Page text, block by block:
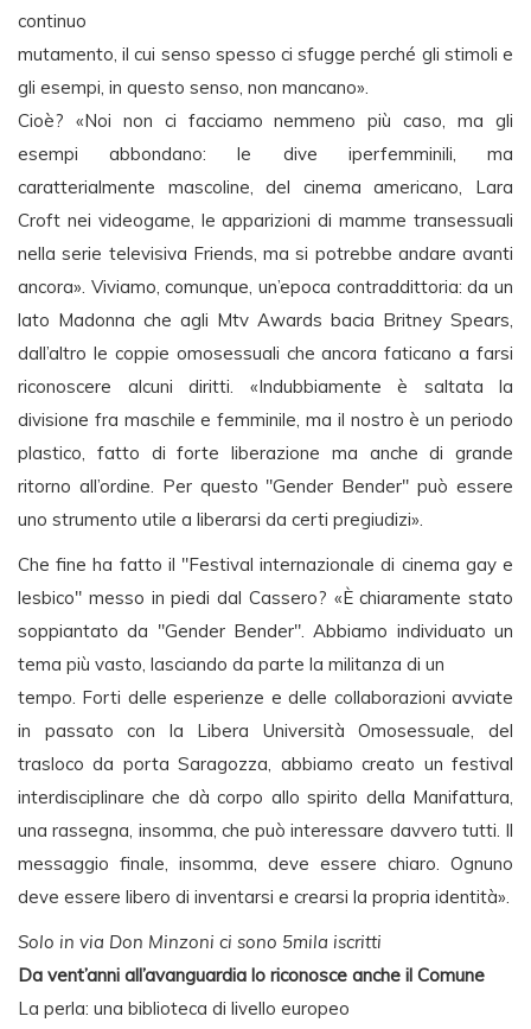
continuo
mutamento, il cui senso spesso ci sfugge perché gli stimoli e
gli esempi, in questo senso, non mancano».
Cioè? «Noi non ci facciamo nemmeno più caso, ma gli
esempi abbondano: le dive iperfemminili, ma
caratterialmente mascoline, del cinema americano, Lara
Croft nei videogame, le apparizioni di mamme transessuali
nella serie televisiva Friends, ma si potrebbe andare avanti
ancora». Viviamo, comunque, un’epoca contraddittoria: da un
lato Madonna che agli Mtv Awards bacia Britney Spears,
dall’altro le coppie omosessuali che ancora faticano a farsi
riconoscere alcuni diritti. «Indubbiamente è saltata la
divisione fra maschile e femminile, ma il nostro è un periodo
plastico, fatto di forte liberazione ma anche di grande
ritorno all’ordine. Per questo "Gender Bender" può essere
uno strumento utile a liberarsi da certi pregiudizi».
Che fine ha fatto il "Festival internazionale di cinema gay e
lesbico" messo in piedi dal Cassero? «È chiaramente stato
soppiantato da "Gender Bender". Abbiamo individuato un
tema più vasto, lasciando da parte la militanza di un
tempo. Forti delle esperienze e delle collaborazioni avviate
in passato con la Libera Università Omosessuale, del
trasloco da porta Saragozza, abbiamo creato un festival
interdisciplinare che dà corpo allo spirito della Manifattura,
una rassegna, insomma, che può interessare davvero tutti. Il
messaggio finale, insomma, deve essere chiaro. Ognuno
deve essere libero di inventarsi e crearsi la propria identità».
Solo in via Don Minzoni ci sono 5mila iscritti
Da vent’anni all’avanguardia lo riconosce anche il Comune
La perla: una biblioteca di livello europeo